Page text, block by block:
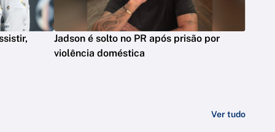
Jadson é solto no PR após prisão por
violência doméstica
Ver tudo